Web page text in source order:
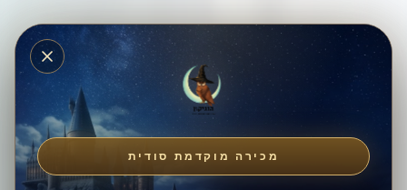
מכירה מוקדמת סודית